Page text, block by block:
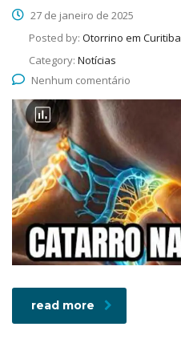
27 de janeiro de 2025
Posted by: Otorrino em Curitiba
Category: Notícias
Nenhum comentário
read more